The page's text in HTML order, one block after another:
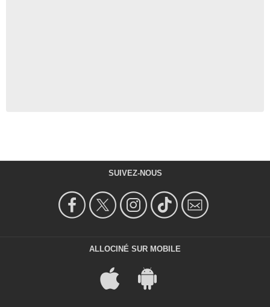
SUIVEZ-NOUS
ALLOCINÉ SUR MOBILE